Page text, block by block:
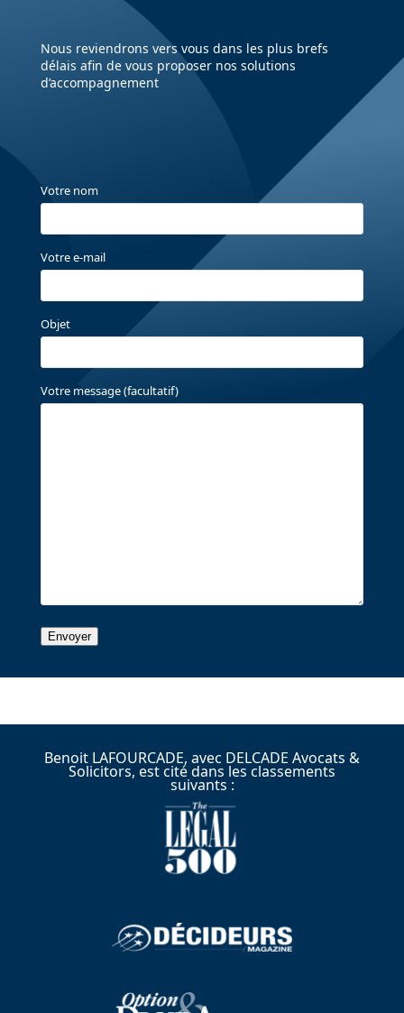
Nous reviendrons vers vous dans les plus brefs
délais afin de vous proposer nos solutions
d’accompagnement
Votre nom
Votre e-mail
Objet
Votre message (facultatif)
Benoit LAFOURCADE, avec DELCADE Avocats &
Solicitors, est cité dans les classements
suivants :